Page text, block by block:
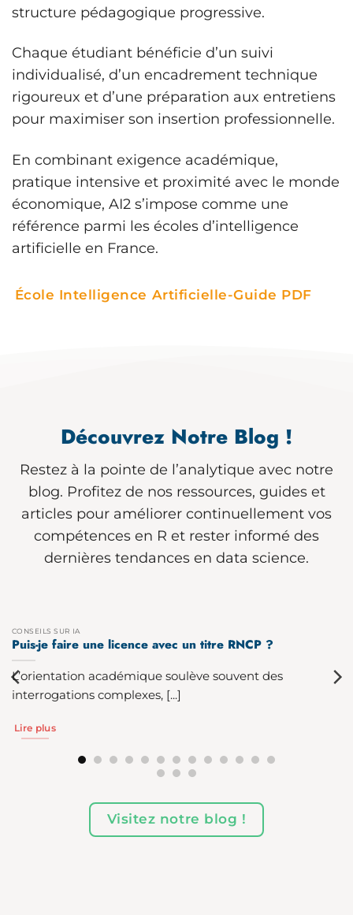
structure pédagogique progressive.
Chaque étudiant bénéficie d’un suivi
individualisé, d’un encadrement technique
rigoureux et d’une préparation aux entretiens
pour maximiser son insertion professionnelle.
En combinant exigence académique,
pratique intensive et proximité avec le monde
économique, AI2 s’impose comme une
référence parmi les écoles d’intelligence
artificielle en France.
École Intelligence Artificielle-Guide PDF
Découvrez Notre Blog !
Restez à la pointe de l’analytique avec notre
blog. Profitez de nos ressources, guides et
articles pour améliorer continuellement vos
compétences en R et rester informé des
dernières tendances en data science.
CONSEILS SUR IA
Puis-je faire une licence avec un titre RNCP ?
L’orientation académique soulève souvent des
interrogations complexes, [...]
Lire plus
Visitez notre blog !